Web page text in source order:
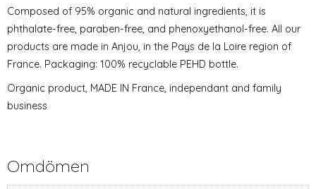
Composed of 95% organic and natural ingredients, it is
phthalate-free, paraben-free, and phenoxyethanol-free. All our
products are made in Anjou, in the Pays de la Loire region of
France. Packaging: 100% recyclable PEHD bottle.
Organic product, MADE IN France, independant and family
business
Omdömen